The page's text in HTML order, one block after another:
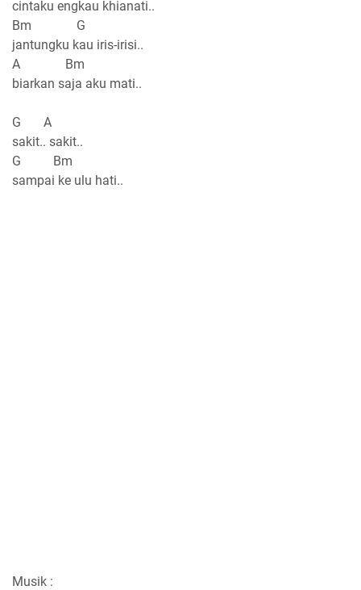
cintaku engkau khianati..
Bm G
jantungku kau iris-irisi..
A Bm
biarkan saja aku mati..
G A
sakit.. sakit..
G Bm
sampai ke ulu hati..
Musik :